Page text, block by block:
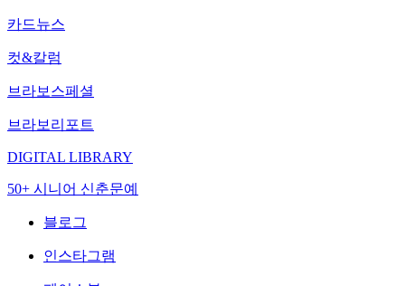
카드뉴스
컷&칼럼
브라보스페셜
브라보리포트
DIGITAL LIBRARY
50+ 시니어 신춘문예
블로그
인스타그램